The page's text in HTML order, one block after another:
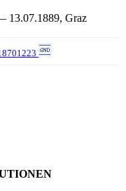
13.07.1889, Graz